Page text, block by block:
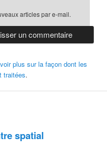
articles par e-mail.
plus sur la façon dont les
traitées.
spatial